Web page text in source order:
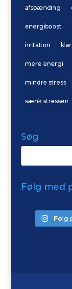
afspænding
energiboost
irritation
mere energi
mindre stress
sænk stressen
Søg
Følg med
Følg